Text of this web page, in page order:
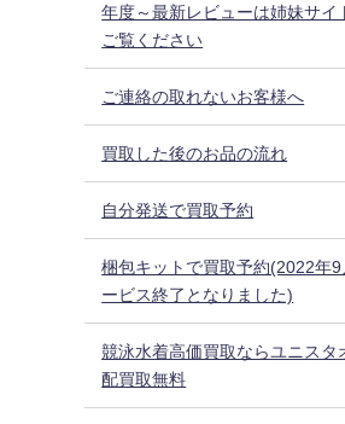
年度～最新レビューは姉妹サイ
ご覧ください
ご連絡の取れないお客様へ
買取した後のお品の流れ
自分発送で買取予約
梱包キットで買取予約(2022年
ービス終了となりました)
競泳水着高価買取ならユニスタ
配買取無料